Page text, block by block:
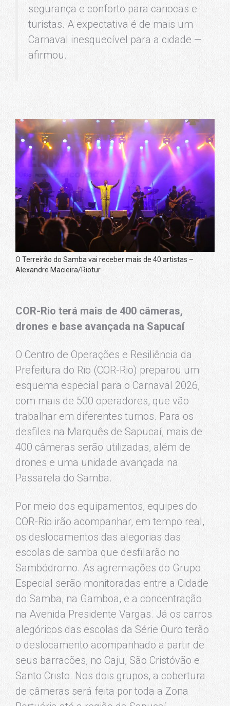
segurança e conforto para cariocas e
turistas. A expectativa é de mais um
Carnaval inesquecível para a cidade —
afirmou.
O Terreirão do Samba vai receber mais de 40 artistas –
Alexandre Macieira/Riotur
COR-Rio terá mais de 400 câmeras,
drones e base avançada na Sapucaí
O Centro de Operações e Resiliência da
Prefeitura do Rio (COR-Rio) preparou um
esquema especial para o Carnaval 2026,
com mais de 500 operadores, que vão
trabalhar em diferentes turnos. Para os
desfiles na Marquês de Sapucaí, mais de
400 câmeras serão utilizadas, além de
drones e uma unidade avançada na
Passarela do Samba.
Por meio dos equipamentos, equipes do
COR-Rio irão acompanhar, em tempo real,
os deslocamentos das alegorias das
escolas de samba que desfilarão no
Sambódromo. As agremiações do Grupo
Especial serão monitoradas entre a Cidade
do Samba, na Gamboa, e a concentração
na Avenida Presidente Vargas. Já os carros
alegóricos das escolas da Série Ouro terão
o deslocamento acompanhado a partir de
seus barracões, no Caju, São Cristóvão e
Santo Cristo. Nos dois grupos, a cobertura
de câmeras será feita por toda a Zona